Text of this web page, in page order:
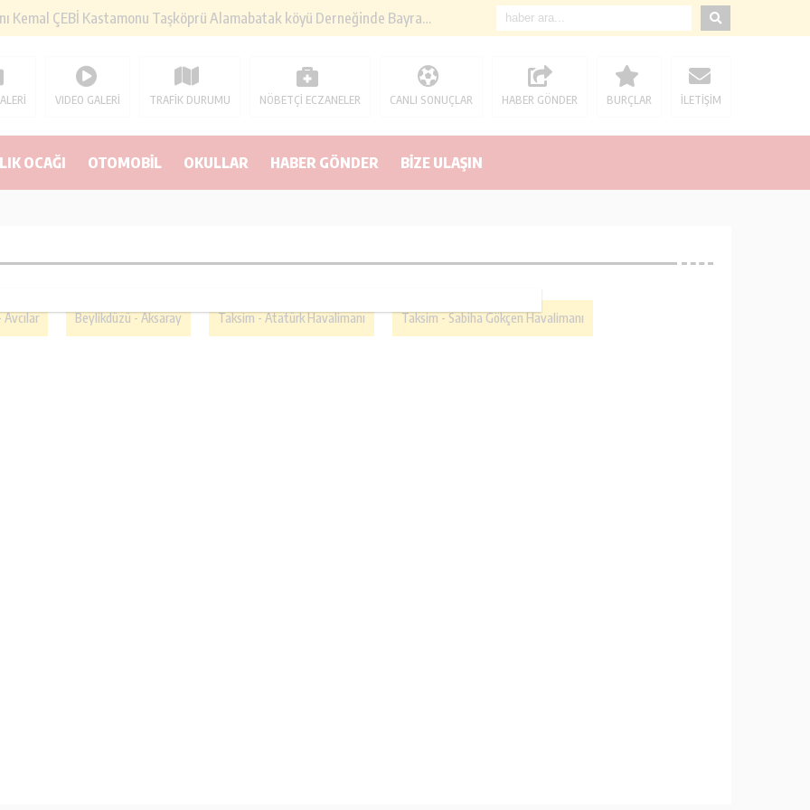
Küçükçekmece Belediye Başkanı Kemal ÇEBİ Kastamonu Taşköprü Alamabatak köyü Derneğinde Bayramlaşma
buluşuyor
tanıttı
VIDEO GALERİ TRAFİK DURUMU NÖBETÇİ ECZANELER CANLI SONUÇLAR HABER GÖNDER BURÇLAR İLETİŞİM
OCAĞI OTOMOBİL OKULLAR HABER GÖNDER BİZE ULAŞIN
Beylikdüzü - Aksaray Taksim - Atatürk Havalimanı Taksim - Sabiha Gökçen Havalimanı